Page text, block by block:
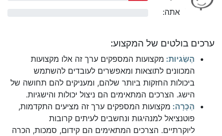
אתה:
ערכים בולטים של המקצוע:
הֶשֵׂגיות: מקצועות המספקים ערך זה אלו מקצועות
המכוונים לתוצאות ומאפשרים לעובדים להשתמש
ביכולות החזקות ביותר שלהם, ומעניקים להם תחושה של
הישג. הצרכים המתאימים הם ניצול יכולות והישגיות.
הַכָּרָה: מקצועות המספקים ערך זה מציעים התקדמות,
פוטנציאל למנהיגות ונחשבים לעיתים קרובות
ליוקרתיים. הצרכים המתאימים הם קידום, סמכות, הכרה